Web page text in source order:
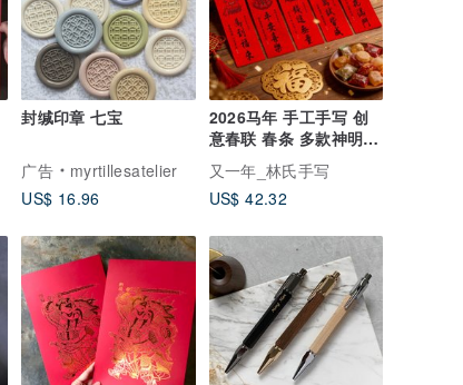
封缄印章 七宝
广告
myrtillesatelier
US$ 16.96
2026马年 手工手写 创
意春联 春条 多款神明
妈祖 财神 文昌 月老
又一年_林氏手写
US$ 42.32